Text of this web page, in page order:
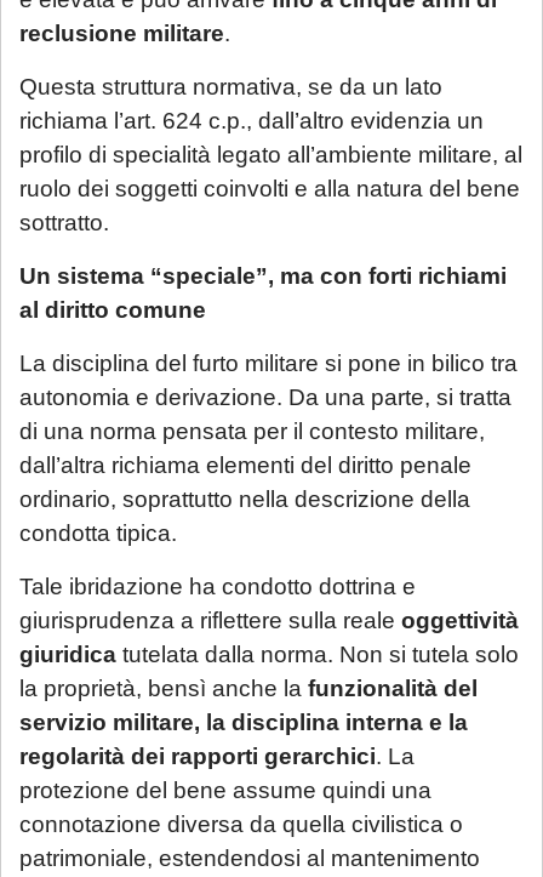
reclusione militare.
Questa struttura normativa, se da un lato
richiama l’art. 624 c.p., dall’altro evidenzia un
profilo di specialità legato all’ambiente militare, al
ruolo dei soggetti coinvolti e alla natura del bene
sottratto.
Un sistema “speciale”, ma con forti richiami
al diritto comune
La disciplina del furto militare si pone in bilico tra
autonomia e derivazione. Da una parte, si tratta
di una norma pensata per il contesto militare,
dall’altra richiama elementi del diritto penale
ordinario, soprattutto nella descrizione della
condotta tipica.
Tale ibridazione ha condotto dottrina e
giurisprudenza a riflettere sulla reale oggettività
giuridica tutelata dalla norma. Non si tutela solo
la proprietà, bensì anche la funzionalità del
servizio militare, la disciplina interna e la
regolarità dei rapporti gerarchici. La
protezione del bene assume quindi una
connotazione diversa da quella civilistica o
patrimoniale, estendendosi al mantenimento